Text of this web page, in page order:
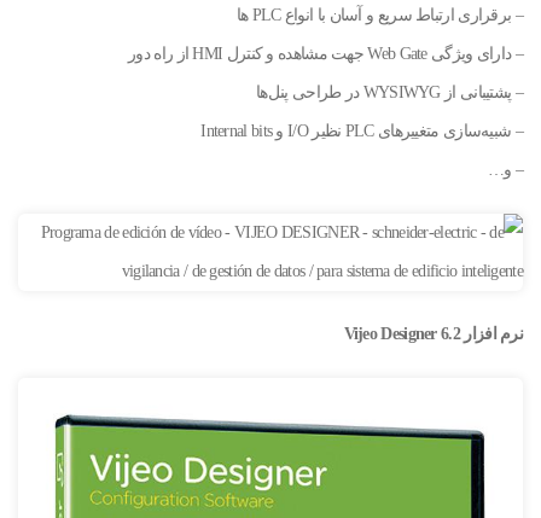
– برقراری ارتباط سریع و آسان با انواع PLC ها
– دارای ویژگی Web Gate جهت مشاهده و کنترل HMI از راه دور
– پشتیبانی از WYSIWYG در طراحی پنل‌ها
– شبیه‌سازی متغییرهای PLC نظیر I/O و Internal bits
– و…
نرم افزار Vijeo Designer 6.2